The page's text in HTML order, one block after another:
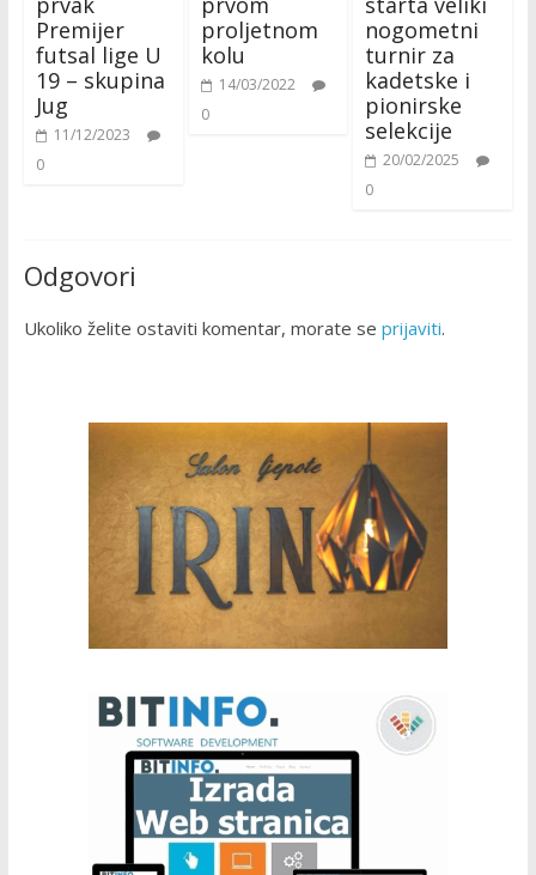
Premijer
futsal lige U
19 – skupina
Jug
11/12/2023
0
proljetnom
kolu
14/03/2022
0
nogometni
turnir za
kadetske i
pionirske
selekcije
20/02/2025
0
Odgovori
Ukoliko želite ostaviti komentar, morate se prijaviti.